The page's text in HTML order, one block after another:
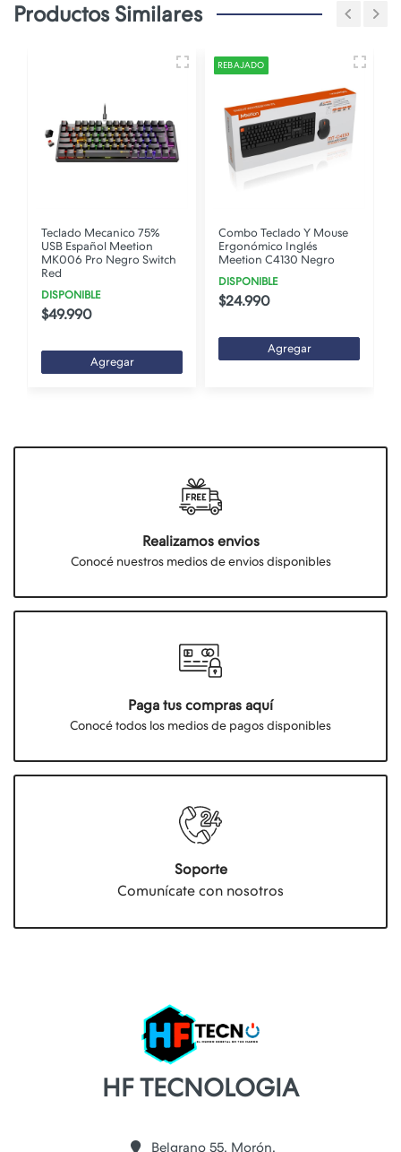
Productos Similares
Teclado Mecanico 75%
USB Español Meetion
MK006 Pro Negro Switch
Red
DISPONIBLE
$49.990
Agregar
REBAJADO
Combo Teclado Y Mouse
Ergonómico Inglés
Meetion C4130 Negro
DISPONIBLE
$24.990
Agregar
Realizamos envios
Conocé nuestros medios de envios disponibles
Paga tus compras aquí
Conocé todos los medios de pagos disponibles
Soporte
Comunícate con nosotros
HF TECNOLOGIA
Belgrano 55, Morón.